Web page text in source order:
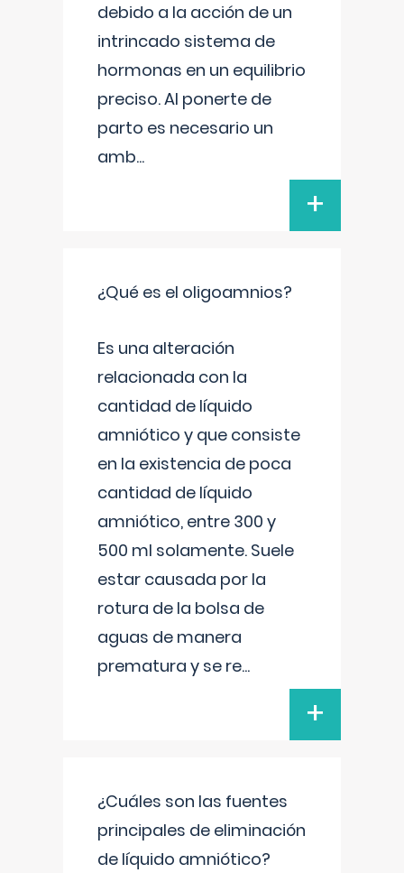
debido a la acción de un
intrincado sistema de
hormonas en un equilibrio
preciso. Al ponerte de
parto es necesario un
amb...
+
¿Qué es el oligoamnios?
Es una alteración
relacionada con la
cantidad de líquido
amniótico y que consiste
en la existencia de poca
cantidad de líquido
amniótico, entre 300 y
500 ml solamente. Suele
estar causada por la
rotura de la bolsa de
aguas de manera
prematura y se re...
+
¿Cuáles son las fuentes
principales de eliminación
de líquido amniótico?